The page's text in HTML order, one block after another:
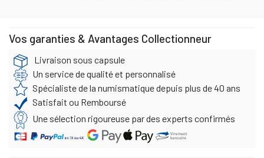
Vos garanties & Avantages Collectionneur
Livraison sous capsule
Un service de qualité et personnalisé
Spécialiste de la numismatique depuis plus de 40 ans
Satisfait ou Remboursé
Une sélection rigoureuse par des experts confirmés